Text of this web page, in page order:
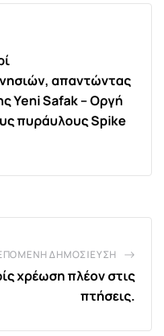
απαντώντας
Yeni Safak – Οργή
πυράυλους Spike
ΔΗΜΟΣΊΕΥΣΗ
χρέωση πλέον στις
πτήσεις.